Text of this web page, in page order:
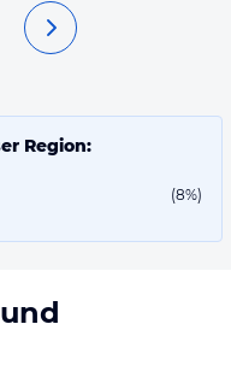
Region:
(8%)
und